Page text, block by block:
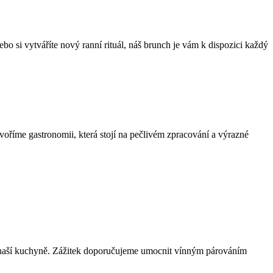
si vytváříte nový ranní rituál, náš brunch je vám k dispozici každý
gastronomii, která stojí na pečlivém zpracování a výrazné
kuchyně. Zážitek doporučujeme umocnit vínným párováním